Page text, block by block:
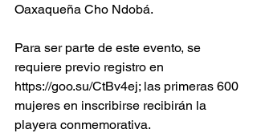
Oaxaqueña Cho Ndobá.
Para ser parte de este evento, se
requiere previo registro en
https://goo.su/CtBv4ej; las primeras 600
mujeres en inscribirse recibirán la
playera conmemorativa.